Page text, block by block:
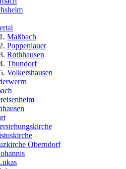
Maßbach
Poppenlauer
Rothhausen
Thundorf
Volkershausen
Oberndorf